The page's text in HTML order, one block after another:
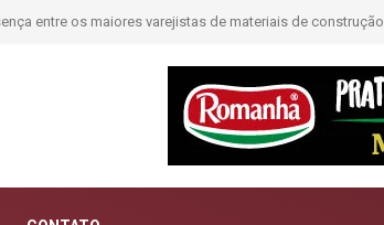
histórias; Forward aposta na curadoria como novo luxo